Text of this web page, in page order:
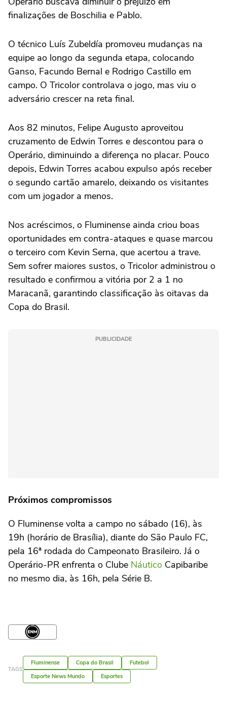
finalizações de Boschilia e Pablo.
O técnico Luís Zubeldía promoveu mudanças na
equipe ao longo da segunda etapa, colocando
Ganso, Facundo Bernal e Rodrigo Castillo em
campo. O Tricolor controlava o jogo, mas viu o
adversário crescer na reta final.
Aos 82 minutos, Felipe Augusto aproveitou
cruzamento de Edwin Torres e descontou para o
Operário, diminuindo a diferença no placar. Pouco
depois, Edwin Torres acabou expulso após receber
o segundo cartão amarelo, deixando os visitantes
com um jogador a menos.
Nos acréscimos, o Fluminense ainda criou boas
oportunidades em contra-ataques e quase marcou
o terceiro com Kevin Serna, que acertou a trave.
Sem sofrer maiores sustos, o Tricolor administrou o
resultado e confirmou a vitória por 2 a 1 no
Maracanã, garantindo classificação às oitavas da
Copa do Brasil.
PUBLICIDADE
Próximos compromissos
O Fluminense volta a campo no sábado (16), às
19h (horário de Brasília), diante do São Paulo FC,
pela 16ª rodada do Campeonato Brasileiro. Já o
Operário-PR enfrenta o Clube Náutico Capibaribe
no mesmo dia, às 16h, pela Série B.
TAGS
Fluminense Copa do Brasil
Futebol
Esporte News Mundo
Esportes